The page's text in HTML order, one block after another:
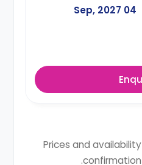
04 Sep, 2027
Prices and